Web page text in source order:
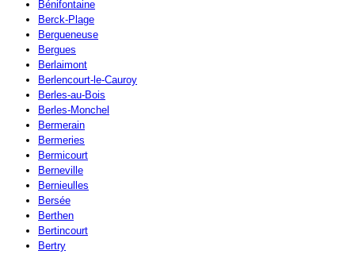
Bénifontaine
Berck-Plage
Bergueneuse
Bergues
Berlaimont
Berlencourt-le-Cauroy
Berles-au-Bois
Berles-Monchel
Bermerain
Bermeries
Bermicourt
Berneville
Bernieulles
Bersée
Berthen
Bertincourt
Bertry